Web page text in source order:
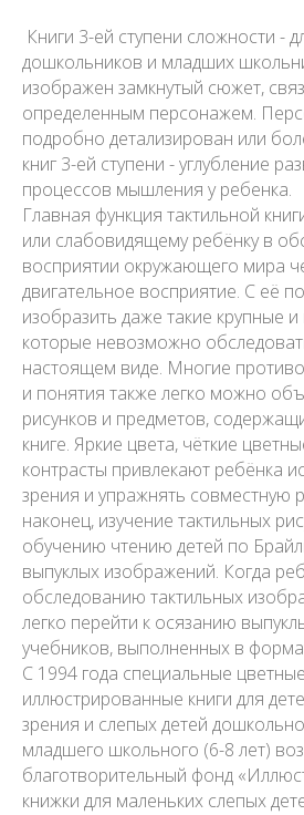
Книги 3-ей ступени сложности -
дошкольников и младших
изображен замкнутый сюжет,
определенным персонажем.
подробно детализирован или
книг 3-ей ступени - углубление
процессов мышления у ребенка.
Главная функция тактильной
или слабовидящему ребёнку в
восприятии окружающего мира
двигательное восприятие. С её
изобразить даже такие крупные
которые невозможно
настоящем виде. Многие
и понятия также легко можно
рисунков и предметов,
книге. Яркие цвета, чёткие
контрасты привлекают ребёнка
зрения и упражнять совместную
наконец, изучение тактильных
обучению чтению детей по
выпуклых изображений. Когда
обследованию тактильных
легко перейти к осязанию
учебников, выполненных в
С 1994 года специальные
иллюстрированные книги для
зрения и слепых детей
младшего школьного (6-8 лет)
благотворительный фонд
книжки для маленьких слепых